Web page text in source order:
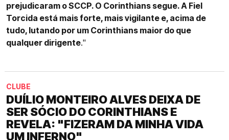
prejudicaram o SCCP. O Corinthians segue. A Fiel
Torcida está mais forte, mais vigilante e, acima de
tudo, lutando por um Corinthians maior do que
qualquer dirigente."
CLUBE
DUÍLIO MONTEIRO ALVES DEIXA DE
SER SÓCIO DO CORINTHIANS E
REVELA: "FIZERAM DA MINHA VIDA
UM INFERNO"